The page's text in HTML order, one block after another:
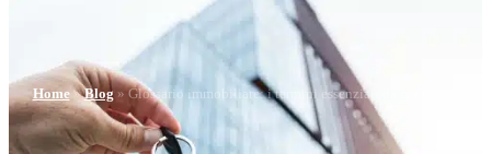
Home»Blog» Glossario immobiliare: i termini essenziali da conoscere